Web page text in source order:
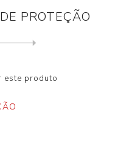
PROTEÇÃO
este produto